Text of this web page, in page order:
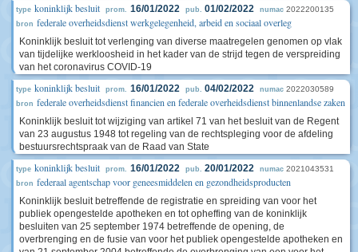
type koninklijk besluit prom. 16/01/2022 pub. 01/02/2022 numac 2022200135
bron federale overheidsdienst werkgelegenheid, arbeid en sociaal overleg
Koninklijk besluit tot verlenging van diverse maatregelen genomen op vlak
van tijdelijke werkloosheid in het kader van de strijd tegen de verspreiding
van het coronavirus COVID-19
type koninklijk besluit prom. 16/01/2022 pub. 04/02/2022 numac 2022030589
bron federale overheidsdienst financien en federale overheidsdienst binnenlandse zaken
Koninklijk besluit tot wijziging van artikel 71 van het besluit van de Regent
van 23 augustus 1948 tot regeling van de rechtspleging voor de afdeling
bestuursrechtspraak van de Raad van State
type koninklijk besluit prom. 16/01/2022 pub. 20/01/2022 numac 2021043531
bron federaal agentschap voor geneesmiddelen en gezondheidsproducten
Koninklijk besluit betreffende de registratie en spreiding van voor het
publiek opengestelde apotheken en tot opheffing van de koninklijk
besluiten van 25 september 1974 betreffende de opening, de
overbrenging en de fusie van voor het publiek opengestelde apotheken en